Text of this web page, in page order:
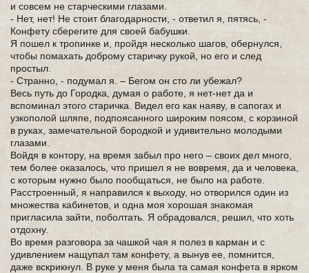
и совсем не старческими глазами.
- Нет, нет! Не стоит благодарности, - ответил я, пятясь, -
Конфету сберегите для своей бабушки.
Я пошел к тропинке и, пройдя несколько шагов, обернулся,
чтобы помахать доброму старичку рукой, но его и след
простыл.
- Странно, - подумал я. – Бегом он сто ли убежал?
Весь путь до Городка, думая о работе, я нет-нет да и
вспоминал этого старичка. Видел его как наяву, в сапогах и
узкополой шляпе, подпоясанного широким поясом, с корзиной
в руках, замечательной бородкой и удивительно молодыми
глазами.
Войдя в контору, на время забыл про него – своих дел много,
тем более оказалось, что пришел я не вовремя, да и человека,
с которым нужно было пообщаться, не было на работе.
Расстроенный, я направился к выходу, но отворился один из
множества кабинетов, и одна моя хорошая знакомая
пригласила зайти, поболтать. Я обрадовался, решил, что хоть
отдохну.
Во время разговора за чашкой чая я полез в карман и с
удивлением нащупал там конфету, а вынув ее, помнится,
даже вскрикнул. В руке у меня была та самая конфета в ярком